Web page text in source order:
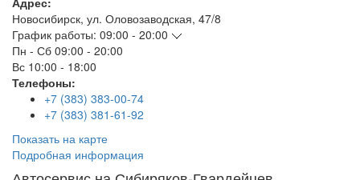
Новосибирск, ул. Оловозаводская, 47/8
График работы: 09:00 - 20:00
Пн - Сб 09:00 - 20:00
Вс 10:00 - 18:00
Телефоны:
+7 (383) 383-00-74
+7 (383) 381-61-92
Показать на карте
Подробная информация